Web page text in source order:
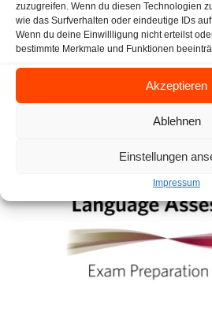
zuzugreifen. Wenn du diesen Technologien
wie das Surfverhalten oder eindeutige IDs
Wenn du deine Einwillligung nicht erteilst
bestimmte Merkmale und Funktionen
Akzeptieren
Ablehnen
Einstellungen
Impressum